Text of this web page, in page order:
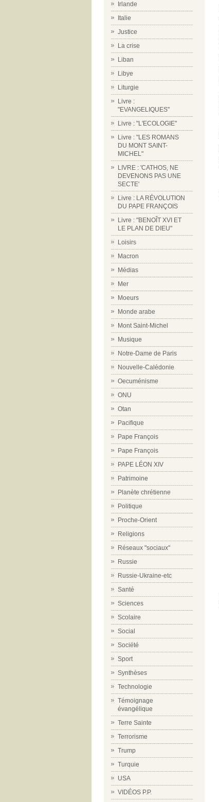
Irlande
Italie
Justice
La crise
Liban
Libye
Liturgie
Livre :
"EVANGELIQUES"
Livre : "L'ECOLOGIE"
Livre : "LES ROMANS
DU MONT SAINT-
MICHEL"
LIVRE : 'CATHOS, NE
DEVENONS PAS UNE
SECTE'
Livre : LA RÉVOLUTION
DU PAPE FRANÇOIS
Livre : "BENOÎT XVI ET
LE PLAN DE DIEU"
Loisirs
Macron
Médias
Mer
Moeurs
Monde arabe
Mont Saint-Michel
Musique
Notre-Dame de Paris
Nouvelle-Calédonie
Oecuménisme
ONU
Otan
Pacifique
Pape François
Pape François
PAPE LÉON XIV
Patrimoine
Planète chrétienne
Politique
Proche-Orient
Religions
Réseaux "sociaux"
Russie
Russie-Ukraine-etc
Santé
Sciences
Scolaire
Social
Société
Sport
Synthèses
Technologie
Témoignage
évangélique
Terre Sainte
Terrorisme
Trump
Turquie
USA
VIDÉOS P.P.